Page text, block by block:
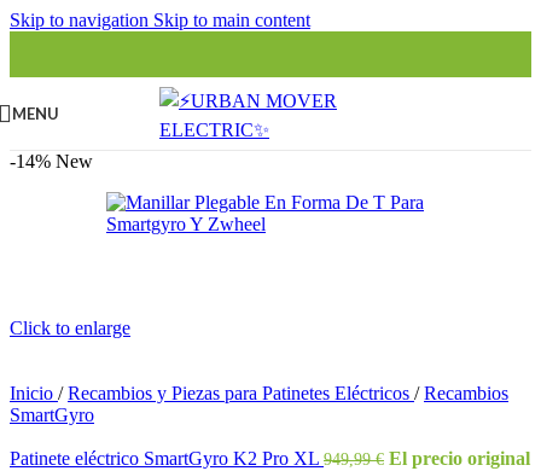
Skip to navigation Skip to main content
MENU
-14% New
Click to enlarge
Inicio / Recambios y Piezas para Patinetes Eléctricos / Recambios
SmartGyro
Patinete eléctrico SmartGyro K2 Pro XL 949,99€ El precio original